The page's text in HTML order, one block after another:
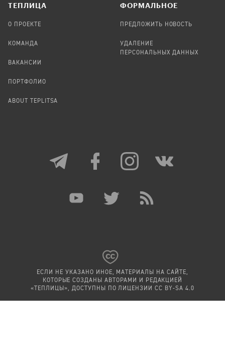
TЕПЛИЦА
О ПРОЕКТЕ
КОМАНДА
ВАКАНСИИ
ПОРТФОЛИО
ABOUT TEPLITSA
ФОРМАЛЬНОЕ
ПРЕДЛОЖИТЬ НОВОСТЬ
УДАЛЕНИЕ
ПЕРСОНАЛЬНЫХ ДАННЫХ
ЕСЛИ НЕ УКАЗАНО ИНОЕ, МАТЕРИАЛЫ НА САЙТЕ,
КОТОРЫЕ СОЗДАНЫ АВТОРАМИ И РЕДАКЦИЕЙ
«ТЕПЛИЦЫ», ДОСТУПНЫ ПО ЛИЦЕНЗИИCC BY-SA 4.0